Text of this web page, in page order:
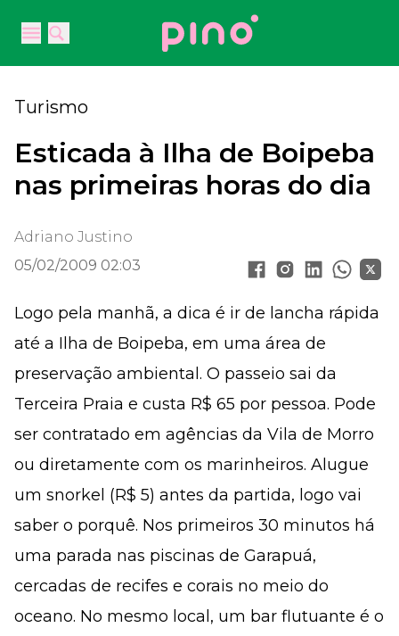
Open main menu
Open main menu
Your Company
Turismo
Esticada à Ilha de Boipeba
nas primeiras horas do dia
Adriano Justino
05/02/2009 02:03
Logo pela manhã, a dica é ir de lancha rápida
até a Ilha de Boipeba, em uma área de
preservação ambiental. O passeio sai da
Terceira Praia e custa R$ 65 por pessoa. Pode
ser contratado em agências da Vila de Morro
ou diretamente com os marinheiros. Alugue
um snorkel (R$ 5) antes da partida, logo vai
saber o porquê. Nos primeiros 30 minutos há
uma parada nas piscinas de Garapuá,
cercadas de recifes e corais no meio do
oceano. No mesmo local, um bar flutuante é o